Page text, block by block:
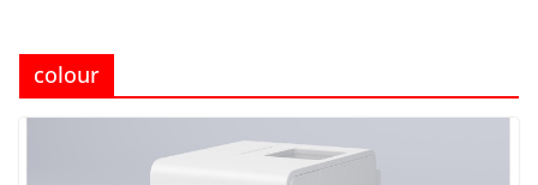
colour